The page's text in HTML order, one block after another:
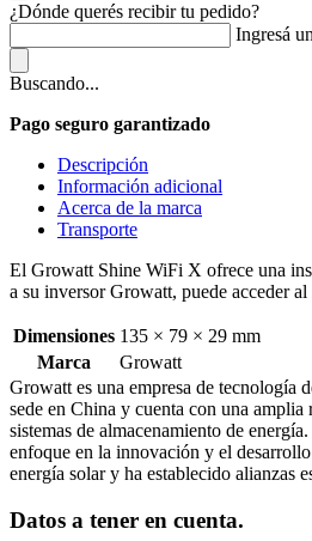
¿Dónde querés recibir tu pedido?
Ingresá
Buscando...
Pago seguro garantizado
Descripción
Información adicional
Acerca de la marca
Transporte
El Growatt Shine WiFi X ofrece una
a su inversor Growatt, puede acceder
Dimensiones 135 × 79 × 29 mm
Marca
Growatt
Growatt es una empresa de tecnología
sede en China y cuenta con una
sistemas de almacenamiento de
enfoque en la innovación y el
energía solar y ha establecido alianzas
Datos a tener en cuenta.